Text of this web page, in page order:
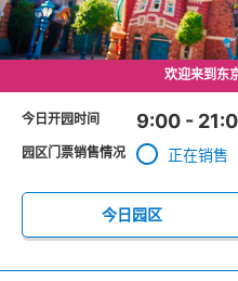
欢迎来到东
今日开园时间 9:00 -
园区门票销售情况 正在销售
今日园区